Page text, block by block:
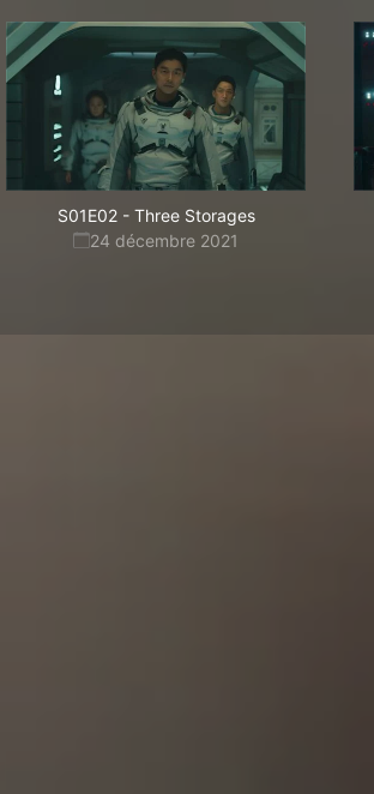
S01E02- Three Storages
24 décembre 2021